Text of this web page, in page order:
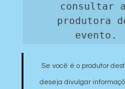
consultar a
produtora
evento.
Se você é o produtor
deseja divulgar